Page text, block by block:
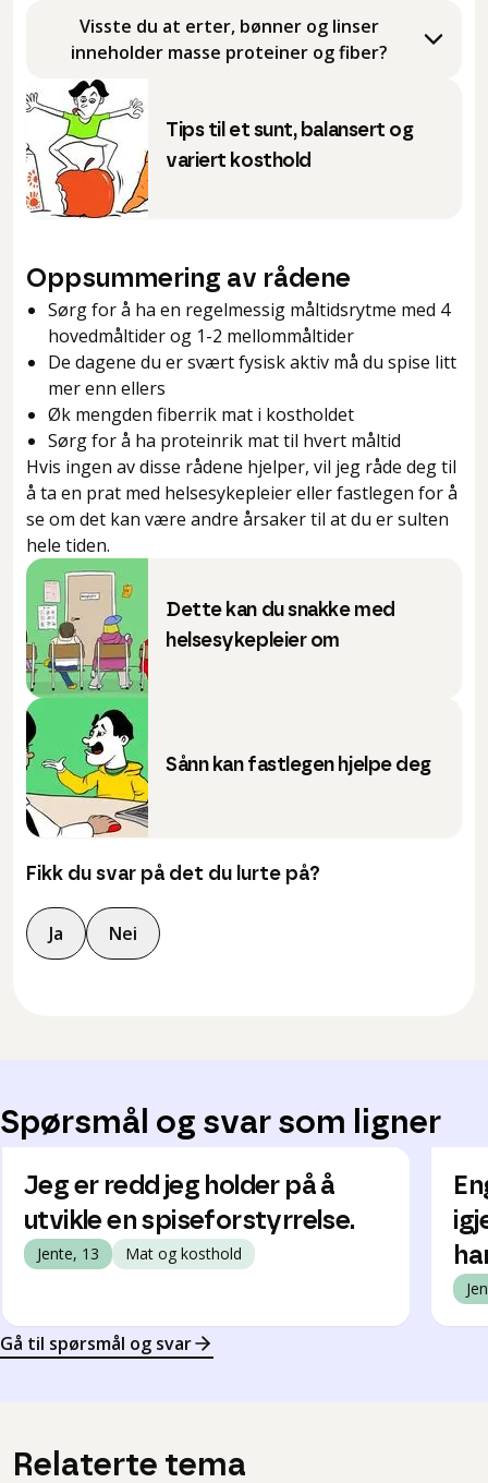
Visste du at erter, bønner og linser
inneholder masse proteiner og fiber?
Tips til et sunt, balansert og
variert kosthold
Oppsummering av rådene
Sørg for å ha en regelmessig måltidsrytme med 4
hovedmåltider og 1-2 mellommåltider
De dagene du er svært fysisk aktiv må du spise litt
mer enn ellers
Øk mengden fiberrik mat i kostholdet
Sørg for å ha proteinrik mat til hvert måltid
Hvis ingen av disse rådene hjelper, vil jeg råde deg til
å ta en prat med helsesykepleier eller fastlegen for å
se om det kan være andre årsaker til at du er sulten
hele tiden.
Dette kan du snakke med
helsesykepleier om
Sånn kan fastlegen hjelpe deg
Fikk du svar på det du lurte på?
Ja Nei
Spørsmål og svar som ligner
Jeg er redd jeg holder på å
utvikle en spiseforstyrrelse.
Jente, 13 Mat og kosthold
Gå til spørsmål og svar
Relaterte tema